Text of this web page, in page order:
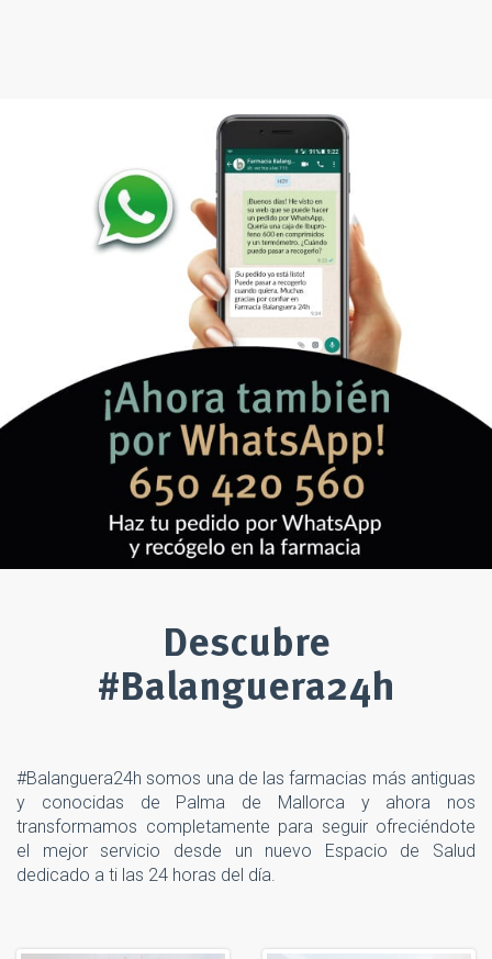
Descubre
#Balanguera24h
#Balanguera24h somos una de las farmacias más antiguas
y conocidas de Palma de Mallorca y ahora nos
transformamos completamente para seguir ofreciéndote
el mejor servicio desde un nuevo Espacio de Salud
dedicado a ti las 24 horas del día.